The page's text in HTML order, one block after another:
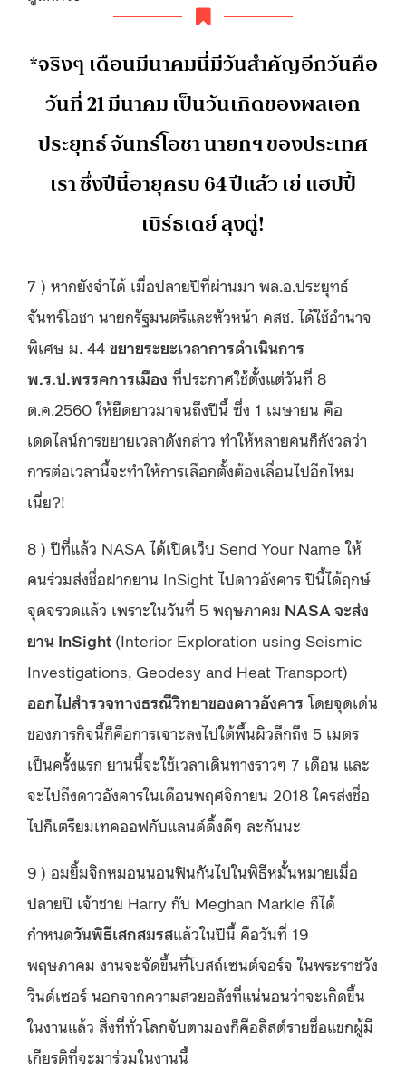
*จริงๆ เดือนมีนาคมนี่มีวันสำคัญอีกวันคือ
วันที่ 21 มีนาคม เป็นวันเกิดของพลเอก
ประยุทธ์ จันทร์โอชา นายกฯ ของประเทศ
เรา ซึ่งปีนี้อายุครบ 64 ปีแล้ว เย่ แฮปปี้
เบิร์ธเดย์ ลุงตู่!
7 ) หากยังจำได้ เมื่อปลายปีที่ผ่านมา พล.อ.ประยุทธ์
จันทร์โอชา นายกรัฐมนตรีและหัวหน้า คสช. ได้ใช้อำนาจ
พิเศษ ม. 44 ขยายระยะเวลาการดำเนินการ
พ.ร.ป.พรรคการเมือง ที่ประกาศใช้ตั้งแต่วันที่ 8
ต.ค.2560 ให้ยืดยาวมาจนถึงปีนี้ ซึ่ง 1 เมษายน คือ
เดดไลน์การขยายเวลาดังกล่าว ทำให้หลายคนก็กังวลว่า
การต่อเวลานี้จะทำให้การเลือกตั้งต้องเลื่อนไปอีกไหม
เนี่ย?!
8 ) ปีที่แล้ว NASA ได้เปิดเว็บ Send Your Name ให้
คนร่วมส่งชื่อฝากยาน InSight ไปดาวอังคาร ปีนี้ได้ฤกษ์
จุดจรวดแล้ว เพราะในวันที่ 5 พฤษภาคม NASA จะส่ง
ยาน InSight (Interior Exploration using Seismic
Investigations, Geodesy and Heat Transport)
ออกไปสำรวจทางธรณีวิทยาของดาวอังคาร โดยจุดเด่น
ของภารกิจนี้ก็คือการเจาะลงไปใต้พื้นผิวลึกถึง 5 เมตร
เป็นครั้งแรก ยานนี้จะใช้เวลาเดินทางราวๆ 7 เดือน และ
จะไปถึงดาวอังคารในเดือนพฤศจิกายน 2018 ใครส่งชื่อ
ไปก็เตรียมเทคออฟกับแลนด์ดิ้งดีๆ ละกันนะ
9 ) อมยิ้มจิกหมอนนอนฟินกันไปในพิธีหมั้นหมายเมื่อ
ปลายปี เจ้าชาย Harry กับ Meghan Markle ก็ได้
กำหนดวันพิธีเสกสมรสแล้วในปีนี้ คือวันที่ 19
พฤษภาคม งานจะจัดขึ้นที่โบสถ์เซนต์จอร์จ ในพระราชวัง
วินด์เซอร์ นอกจากความสวยอลังที่แน่นอนว่าจะเกิดขึ้น
ในงานแล้ว สิ่งที่ทั่วโลกจับตามองก็คือลิสต์รายชื่อแขกผู้มี
เกียรติที่จะมาร่วมในงานนี้